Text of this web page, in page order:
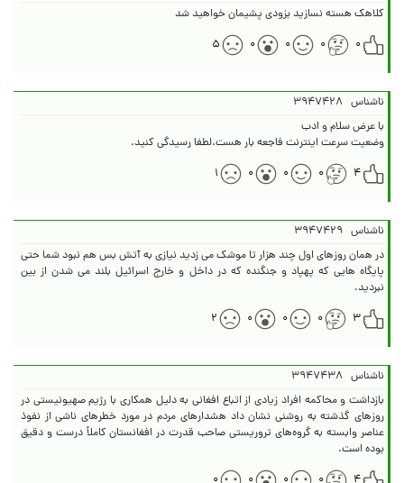
کلاهک هسته نسازید بزودی پشیمان خواهید شد
۰
۰ ۰ ۰ ۵
ناشناس ۳۹۴۷۴۲۸
وضعیت سرعت اینترنت فاجعه بار هست.لطفا رسیدگی کنید.
۴
۰ ۰ ۰ ۱
ناشناس ۳۹۴۷۴۲۹
در همان روزهای اول چند هزار تا موشک می زدید نیازی به آتش بس هم نبود شما حتی
پایگاه هایی که پهپاد و جنگنده که در داخل و خارج اسرائیل بلند می شدن از بین
نبردید.
۳
۰ ۰ ۰ ۲
ناشناس ۳۹۴۷۴۳۸
بازداشت و محاکمه افراد زیادی از اتباع افغانی به دلیل همکاری با رژیم صهیونیستی در
روزهای گذشته به روشنی نشان داد هشدارهای مردم در مورد خطرهای ناشی از نفوذ
عناصر وابسته به گروه‌های تروریستی صاحب قدرت در افغانستان کاملاً درست و دقیق
بوده است.